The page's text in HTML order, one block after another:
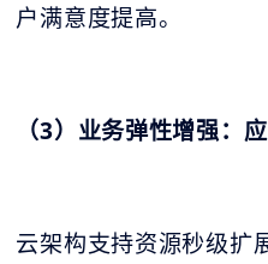
户满意度提高。
（3）业务弹性增强：
云架构支持资源秒级扩